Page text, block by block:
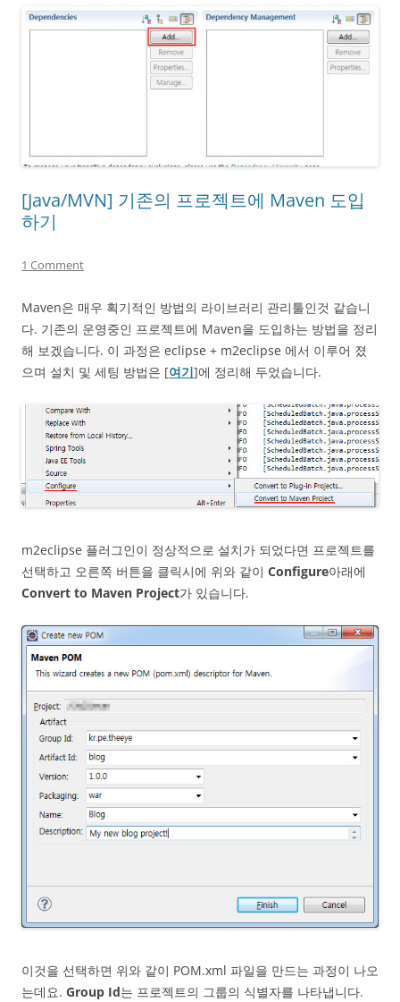
[Java/MVN] 기존의 프로젝트에 Maven 도입
하기
1 Comment
Maven은 매우 획기적인 방법의 라이브러리 관리툴인것 같습니
다. 기존의 운영중인 프로젝트에 Maven을 도입하는 방법을 정리
해 보겠습니다. 이 과정은 eclipse + m2eclipse 에서 이루어 졌
으며 설치 및 세팅 방법은 [여기]에 정리해 두었습니다.
m2eclipse 플러그인이 정상적으로 설치가 되었다면 프로젝트를
선택하고 오른쪽 버튼을 클릭시에 위와 같이 Configure아래에
Convert to Maven Project가 있습니다.
이것을 선택하면 위와 같이 POM.xml 파일을 만드는 과정이 나오
는데요. Group Id는 프로젝트의 그룹의 식별자를 나타냅니다.